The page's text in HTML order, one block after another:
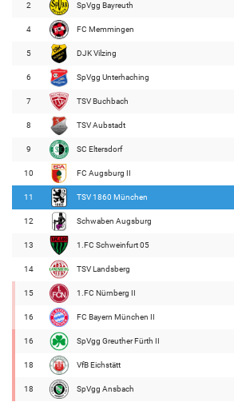
2 SpVgg Bayreuth
4 FC Memmingen
5 DJK Vilzing
6 SpVgg Unterhaching
7 TSV Buchbach
8 TSV Aubstadt
9 SC Eltersdorf
10 FC Augsburg II
11 TSV 1860 München
12 Schwaben Augsburg
13 1.FC Schweinfurt 05
14 TSV Landsberg
15 1.FC Nürnberg II
16 FC Bayern München II
16 SpVgg Greuther Fürth II
18 VfB Eichstätt
18 SpVgg Ansbach